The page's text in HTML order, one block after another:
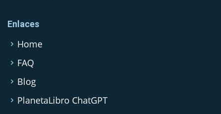
Enlaces
Home
FAQ
Blog
PlanetaLibro ChatGPT